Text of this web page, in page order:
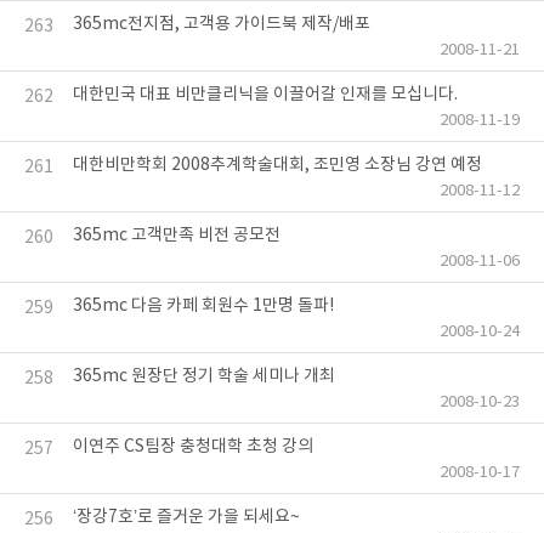
263 365mc전지점, 고객용 가이드북 제작/배포
2008-11-21
262 대한민국 대표 비만클리닉을 이끌어갈 인재를 모십니다.
2008-11-19
261 대한비만학회 2008추계학술대회, 조민영 소장님 강연 예정
2008-11-12
260 365mc 고객만족 비전 공모전
2008-11-06
259 365mc 다음 카페 회원수 1만명 돌파!
2008-10-24
258 365mc 원장단 정기 학술 세미나 개최
2008-10-23
257 이연주 CS팀장 충청대학 초청 강의
2008-10-17
256 ‘장강7호’로 즐거운 가을 되세요~